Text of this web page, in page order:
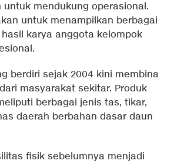
mendukung operasional.
untuk menampilkan berbagai
karya anggota kelompok
berdiri sejak 2004 kini membina
masyarakat sekitar. Produk
berbagai jenis tas, tikar,
daerah berbahan dasar daun
fisik sebelumnya menjadi